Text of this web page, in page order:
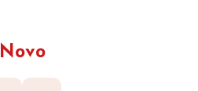
Novo